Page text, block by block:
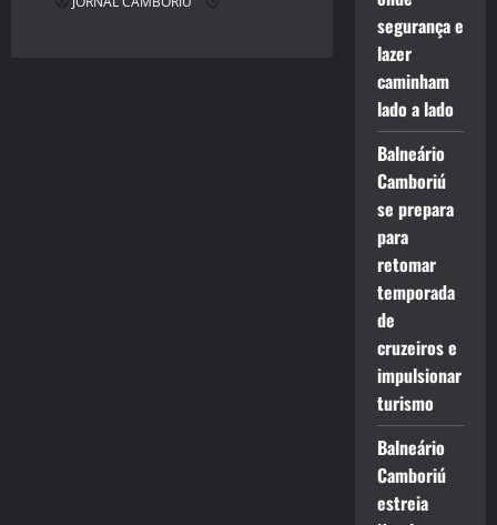
segurança e
lazer
caminham
lado a lado
Balneário
Camboriú
se prepara
para
retomar
temporada
de
cruzeiros e
impulsionar
turismo
Balneário
Camboriú
estreia